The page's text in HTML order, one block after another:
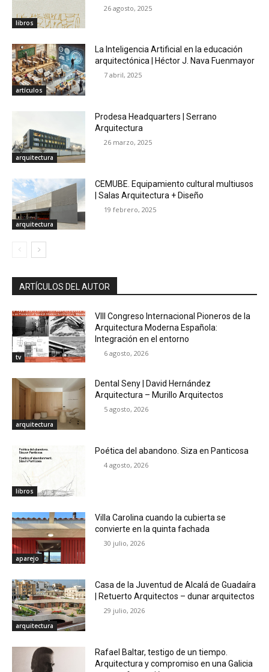
libros
26 agosto, 2025
artículos
La Inteligencia Artificial en la educación
arquitectónica | Héctor J. Nava Fuenmayor
7 abril, 2025
arquitectura
Prodesa Headquarters | Serrano
Arquitectura
26 marzo, 2025
arquitectura
CEMUBE. Equipamiento cultural multiusos
| Salas Arquitectura + Diseño
19 febrero, 2025
ARTÍCULOS DEL AUTOR
tv
VIII Congreso Internacional Pioneros de la
Arquitectura Moderna Española:
Integración en el entorno
6 agosto, 2026
arquitectura
Dental Seny | David Hernández
Arquitectura – Murillo Arquitectos
5 agosto, 2026
libros
Poética del abandono. Siza en Panticosa
4 agosto, 2026
aparejo
Villa Carolina cuando la cubierta se
convierte en la quinta fachada
30 julio, 2026
arquitectura
Casa de la Juventud de Alcalá de Guadaíra
| Retuerto Arquitectos – dunar arquitectos
29 julio, 2026
Rafael Baltar, testigo de un tiempo.
Arquitectura y compromiso en una Galicia